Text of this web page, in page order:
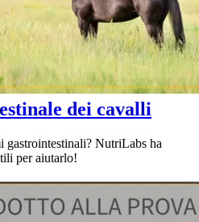
dei cavalli
NutriLabs ha
per aiutarlo!